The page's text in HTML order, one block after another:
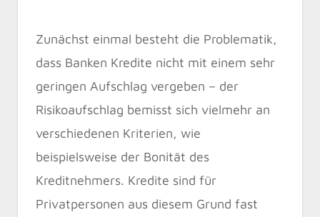
Zunächst einmal besteht die Problematik,
dass Banken Kredite nicht mit einem sehr
geringen Aufschlag vergeben – der
Risikoaufschlag bemisst sich vielmehr an
verschiedenen Kriterien, wie
beispielsweise der Bonität des
Kreditnehmers. Kredite sind für
Privatpersonen aus diesem Grund fast